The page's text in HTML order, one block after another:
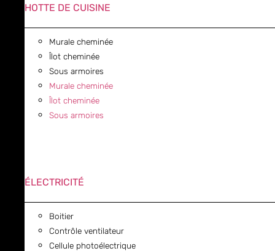
HOTTE DE CUISINE
Murale cheminée
Îlot cheminée
Sous armoires
Murale cheminée
Îlot cheminée
Sous armoires
ÉLECTRICITÉ
Boitier
Contrôle ventilateur
Cellule photoélectrique